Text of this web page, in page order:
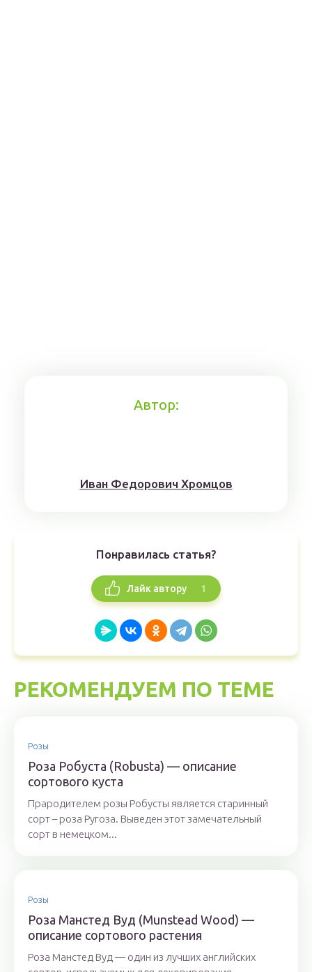
Автор:
Иван Федорович Хромцов
Понравилась статья?
Лайк автору 1
РЕКОМЕНДУЕМ ПО ТЕМЕ
Розы
Роза Робуста (Robusta) — описание
сортового куста
Прародителем розы Робусты является старинный
сорт – роза Ругоза. Выведен этот замечательный
сорт в немецком...
Розы
Роза Манстед Вуд (Munstead Wood) —
описание сортового растения
Роза Манстед Вуд — один из лучших английских